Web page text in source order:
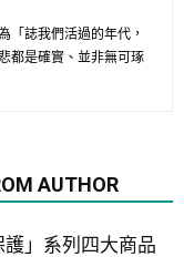
「誌我們活過的年代，
都是確實、並非無可琢
AUTHOR
」系列四大商品